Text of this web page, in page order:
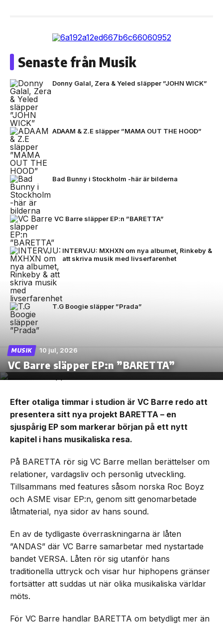
Senaste från Musik
Donny Galal, Zera & Yeled släpper ”JOHN WICK”
ADAAM & Z.E släpper ”MAMA OUT THE HOOD”
Bad Bunny i Stockholm -här är bilderna
VC Barre släpper EP:n ”BARETTA”
INTERVJU: MXHXN om nya albumet, Rinkeby &
att skriva musik med livserfarenhet
T.G Boogie släpper ”Prada”
MUSIK 10 jul, 2026
VC Barre släpper EP:n ”BARETTA”
Efter otaliga timmar i studion är VC Barre redo att
presentera sitt nya projekt BARETTA – en
sjuspårig EP som markerar början på ett nytt
kapitel i hans musikaliska resa.
På BARETTA rör sig VC Barre mellan berättelser om
relationer, vardagsliv och personlig utveckling.
Tillsammans med features såsom norska Roc Boyz
och ASME visar EP:n, genom sitt genomarbetade
låtmaterial, nya sidor av hans sound.
En av de tydligaste överraskningarna är låten
”ANDAS” där VC Barre samarbetar med nystartade
bandet VERSA. Låten rör sig utanför hans
traditionella uttryck och visar hur hiphopens gränser
fortsätter att suddas ut när olika musikaliska världar
möts.
För VC Barre handlar BARETTA om betydligt mer än